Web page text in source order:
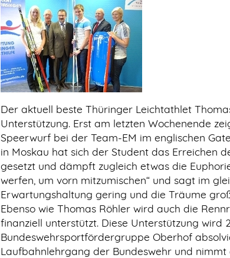
Der aktuell beste Thüringer Leichtathlet
Unterstützung. Erst am letzten Wochenende
Speerwurf bei der Team-EM im englischen
in Moskau hat sich der Student das Erreichen
gesetzt und dämpft zugleich etwas die
werfen, um vorn mitzumischen“ und sagt im
Erwartungshaltung gering und die Träume
Ebenso wie Thomas Röhler wird auch die
finanziell unterstützt. Diese Unterstützung wird
Bundeswehrsportfördergruppe Oberhof
Laufbahnlehrgang der Bundeswehr und